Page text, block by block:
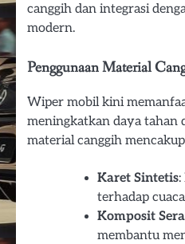
canggih dan integrasi
modern.
Penggunaan Material
Wiper mobil kini
meningkatkan daya tahan
material canggih
Karet Sintetis:
terhadap
Komposit
membantu